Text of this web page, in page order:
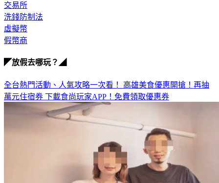
交易所
洗錢防制法
虛擬幣
假幣商
◤放假去哪玩？◢
全台熱門活動、人氣攻略一次看！ 高雄美食優惠開搶！再抽
萬元住宿券 下載食尚玩家APP！免費領取優惠券